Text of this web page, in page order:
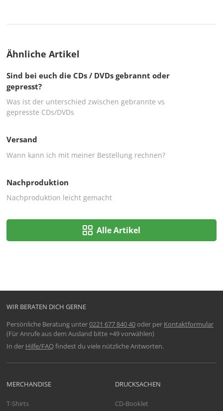
Ähnliche Artikel
Sind bei euch die CDs / DVDs gebrannt oder
gepresst?
Was ist der unterschied zwischen gebrannte vs
gepresste CDs/DVDs
Versand
Wann kann ich mit meiner Bestellung rechnen?
Nachproduktion
Nachproduktion leicht gemacht
Alle Artikel
WIR BERATEN DICH GERNE
Persönliche Beratung unter0221 677 840 40oder per Kontaktformular
(Für Anrufe aus dem Ausland bitte +49 vorwählen)
In der Hilfe/FAQfindest du viele nützliche Antworten.
MERCHANDISE
T-Shirts
DRUCKSACHEN
CD-Booklet